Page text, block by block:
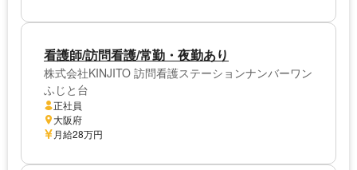
看護師/訪問看護/常勤・夜勤あり
株式会社KINJITO 訪問看護ステーションナンバーワン
ふじと台
正社員
大阪府
月給28万円